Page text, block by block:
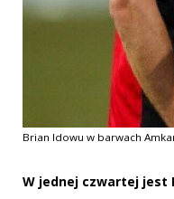
Brian Idowu w barwach
W jednej czwartej jest